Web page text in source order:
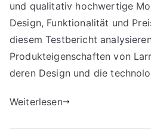
und qualitativ hochwertige
Design, Funktionalität und
diesem Testbericht
Produkteigenschaften von
deren Design und die
Weiterlesen